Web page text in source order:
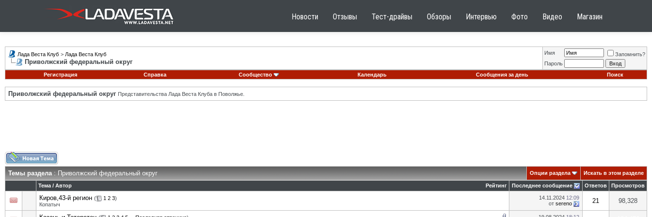
Новости Отзывы Тест-драйвы Обзоры Интервью Фото Видео Магазин
Лада Веста Клуб > Лада Веста Клуб
Приволжский федеральный округ
Имя
Запомнить?
Пароль
Регистрация
Справка Сообщество Календарь Сообщения за день Поиск
Приволжский федеральный округ Представительства Лада Веста Клуба в Поволжье.
Темы раздела: Приволжский федеральный округ Опции раздела Искать в этом разделе
Рейтинг
Тема / Автор Последнее сообщение Ответов Просмотров
Киров,43-й регион ( 1 2 3)
Копатыч
14.11.2024 12:09
от sereno 21 98,328